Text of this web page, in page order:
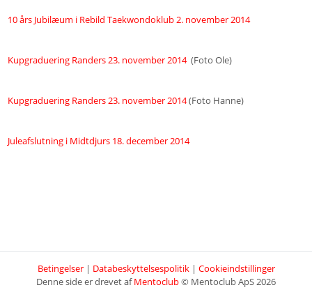
10 års Jubilæum i Rebild Taekwondoklub 2. november 2014
Kupgraduering Randers 23. november 2014 (Foto Ole)
Kupgraduering Randers 23. november 2014(Foto Hanne)
Juleafslutning i Midtdjurs 18. december 2014
Betingelser | Databeskyttelsespolitik | Cookieindstillinger
Denne side er drevet afMentoclub© Mentoclub ApS 2026